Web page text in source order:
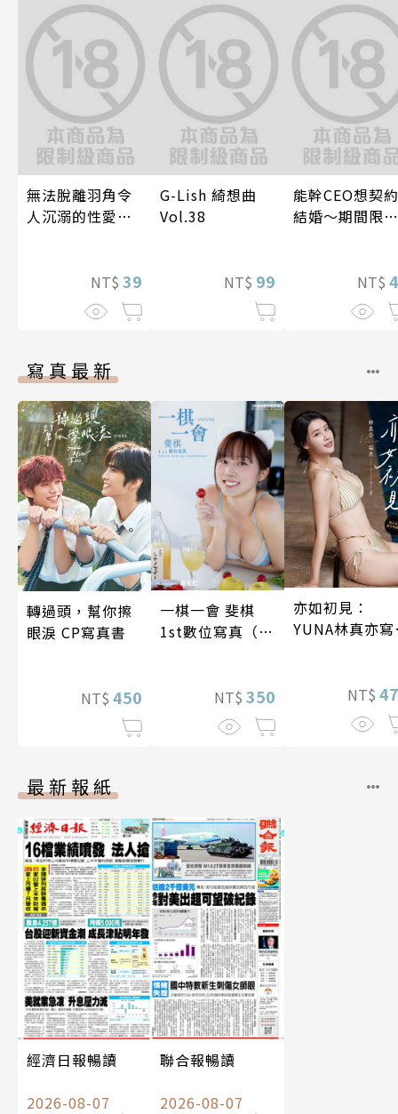
無法脫離羽角令
人沉溺的性愛～
漓的夜晚(第7話)
NT$ 39
G-Lish 綺想曲
Vol.38
NT$ 99
能幹CEO想契約
結婚～期間限定
NT$
寫真最新
轉過頭，幫你擦
眼淚 CP寫真書
NT$ 450
一棋一會 斐棋
1st數位寫真（含
NT$ 350
亦如初見：
YUNA林真亦寫
NT$
最新報紙
經濟日報暢讀
2026-08-07
聯合報暢讀
2026-08-07